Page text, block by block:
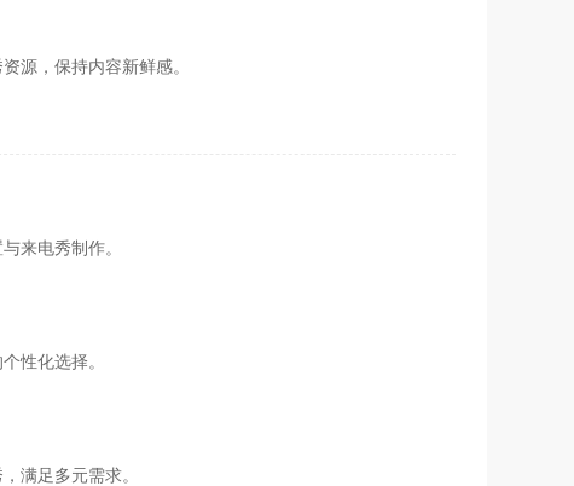
源，保持内容新鲜感。
来电秀制作。
性化选择。
满足多元需求。